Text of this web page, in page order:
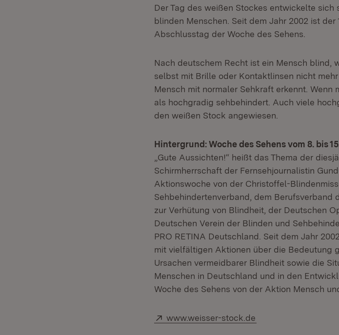
Der Tag des weißen Stockes entwickelte
blinden Menschen. Seit dem Jahr 2002 ist
Abschlusstag der Woche des Sehens.
Nach deutschem Recht ist ein Mensch blind,
selbst mit Brille oder Kontaktlinsen nicht
Mensch mit normaler Sehkraft erkennt. Wenn
als hochgradig sehbehindert. Auch viele
den weißen Stock angewiesen.
Hintergrund: Woche des Sehens vom 8. bis
„Gute Aussichten!“ heißt das Thema der
Schirmherrschaft der Fernsehjournalistin
Aktionswoche von der Christoffel-
Sehbehindertenverband, dem Berufsverband
zur Verhütung von Blindheit, der Deutschen
Deutschen Verein der Blinden und
PRO RETINA Deutschland. Seit dem Jahr
mit vielfältigen Aktionen über die Bedeutung
Ursachen vermeidbarer Blindheit sowie die
Menschen in Deutschland und in den
Woche des Sehens von der Aktion Mensch
Extern:
www.weisser-stock.de